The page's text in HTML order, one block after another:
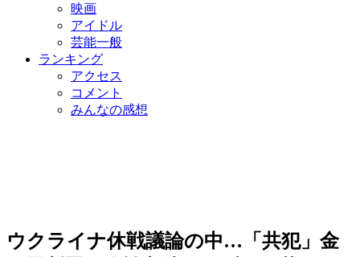
映画
アイドル
芸能一般
ランキング
アクセス
コメント
みんなの感想
ウクライナ休戦議論の中…「共犯」金